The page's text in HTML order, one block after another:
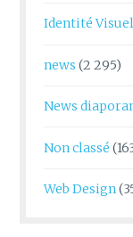
Identité
news (2 295)
News
Non classé
Web Design